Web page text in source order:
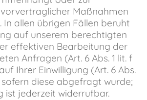
Maßnahmen
In allen übrigen Fällen beruht
auf unserem berechtigten
effektiven Bearbeitung der
Anfragen (Art. 6 Abs. 1 lit. f
Ihrer Einwilligung (Art. 6 Abs.
sofern diese abgefragt wurde;
ist jederzeit widerrufbar.